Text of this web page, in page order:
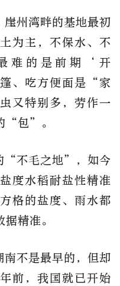
州湾畔的基地最初
为主，不保水、不
难的是前期‘开
、吃方便面是“家
又特别多，劳作一
“包”。
“不毛之地”，如今
度水稻耐盐性精准
格的盐度、雨水都
精准。
不是最早的，但却
前，我国就已开始